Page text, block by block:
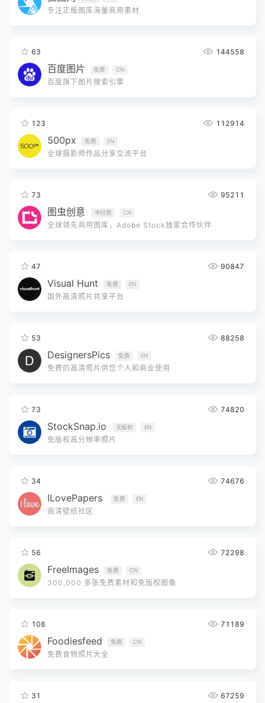
专注正版图库海量商用素材
63 144558
百度图片 免费 CN
百度旗下图片搜索引擎
123 112914
500px 免费 EN
全球摄影师作品分享交流平台
73 95211
图虫创意 半付费 CN
全球领先商用图库，Adobe Stock独家合作伙伴
47 90847
Visual Hunt 免费 EN
国外高清照片共享平台
53 88258
DesignersPics 免费 EN
免费的高清照片供您个人和商业使用
73 74820
StockSnap.io 无版权 EN
免版权高分辨率照片
34 74676
ILovePapers 免费 EN
高清壁纸社区
56 72298
FreeImages 免费 CN
300,000 多张免费素材和免版权图像
108 71189
Foodiesfeed 免费 CN
免费食物照片大全
31 67259